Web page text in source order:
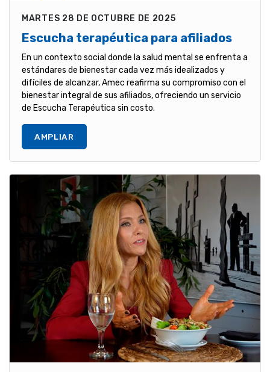
MARTES 28 DE OCTUBRE DE 2025
Escucha terapéutica para afiliados
En un contexto social donde la salud mental se enfrenta a
estándares de bienestar cada vez más idealizados y
difíciles de alcanzar, Amec reafirma su compromiso con el
bienestar integral de sus afiliados, ofreciendo un servicio
de Escucha Terapéutica sin costo.
AMPLIAR